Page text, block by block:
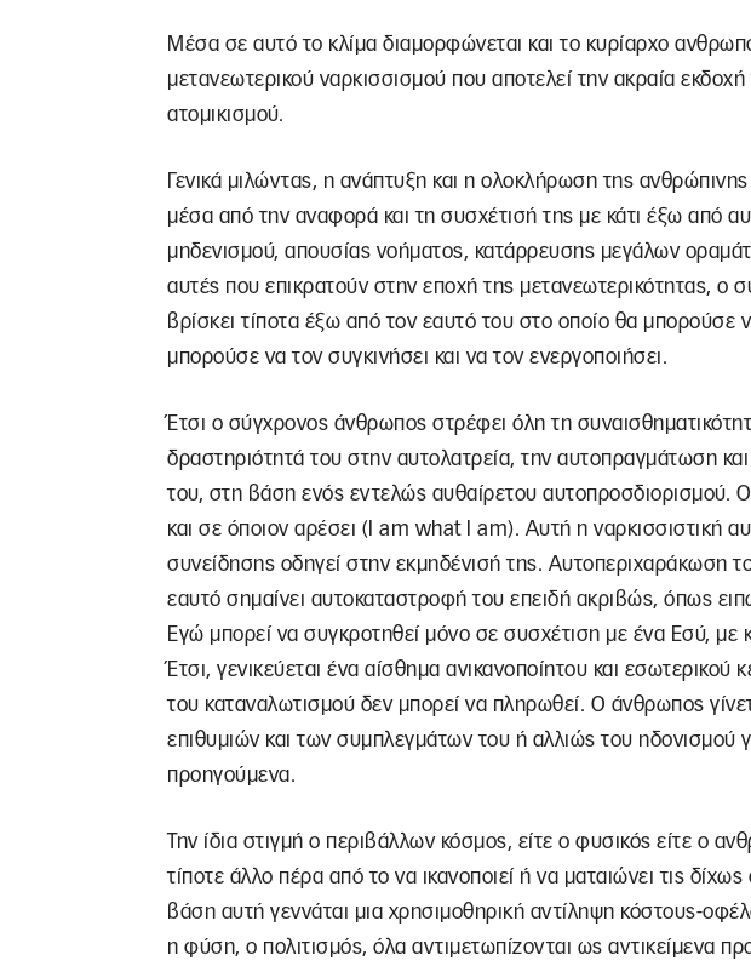
Μέσα σε αυτό το κλίμα διαμορφώνεται και το κυρίαρχο
μετανεωτερικού ναρκισσισμού που αποτελεί την ακραία
ατομικισμού.
Γενικά μιλώντας, η ανάπτυξη και η ολοκλήρωση της
μέσα από την αναφορά και τη συσχέτισή της με κάτι έξω από
μηδενισμού, απουσίας νοήματος, κατάρρευσης μεγάλων
αυτές που επικρατούν στην εποχή της μετανεωτερικότητας, ο
βρίσκει τίποτα έξω από τον εαυτό του στο οποίο θα μπορούσε
μπορούσε να τον συγκινήσει και να τον ενεργοποιήσει.
Έτσι ο σύγχρονος άνθρωπος στρέφει όλη τη
δραστηριότητά του στην αυτολατρεία, την αυτοπραγμάτωση
του, στη βάση ενός εντελώς αυθαίρετου αυτοπροσδιορισμού. Ο
και σε όποιον αρέσει (I am what I am). Αυτή η ναρκισσιστική
συνείδησης οδηγεί στην εκμηδένισή της. Αυτοπεριχαράκωση
εαυτό σημαίνει αυτοκαταστροφή του επειδή ακριβώς, όπως
Εγώ μπορεί να συγκροτηθεί μόνο σε συσχέτιση με ένα Εσύ, με
Έτσι, γενικεύεται ένα αίσθημα ανικανοποίητου και εσωτερικού
του καταναλωτισμού δεν μπορεί να πληρωθεί. Ο άνθρωπος
επιθυμιών και των συμπλεγμάτων του ή αλλιώς του ηδονισμού
προηγούμενα.
Την ίδια στιγμή ο περιβάλλων κόσμος, είτε ο φυσικός είτε ο
τίποτε άλλο πέρα από το να ικανοποιεί ή να ματαιώνει τις δίχως
βάση αυτή γεννάται μια χρησιμοθηρική αντίληψη κόστους-
η φύση, ο πολιτισμός, όλα αντιμετωπίζονται ως αντικείμενα